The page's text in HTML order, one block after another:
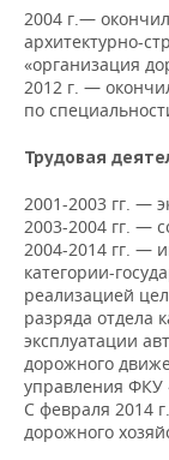
ОТКРЫТАЯ
БАСКЕТБОЛ
ВОЛЕЙБОЛ
КИБЕРСПОРТ
ФИГУРНОЕ
ВОДНЫЕ
ХОККЕЙ С
ИСТОРИЯ
КУЛЬТУРА
МЕДИЦИНА
ОБРАЗОВАНИЕ
СПРАВОЧНИК
СПИСОК
СПИСОК
ПОЛНАЯ
2004 г.—
архитектурно-
«организация
2012 г. —
по
Трудовая
2001-2003 гг. —
2003-2004 гг. —
2004-2014 гг. —
категории-
реализацией
разряда отдела
эксплуатации
дорожного
управления ФКУ
С февраля 2014
дорожного